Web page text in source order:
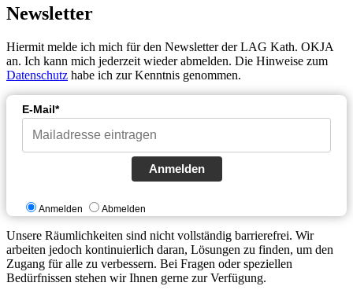
Newsletter
Hiermit melde ich mich für den Newsletter der LAG Kath. OKJA
an. Ich kann mich jederzeit wieder abmelden. Die Hinweise zum
Datenschutz habe ich zur Kenntnis genommen.
E-Mail*
Anmelden
Anmelden Abmelden
Unsere Räumlichkeiten sind nicht vollständig barrierefrei. Wir
arbeiten jedoch kontinuierlich daran, Lösungen zu finden, um den
Zugang für alle zu verbessern. Bei Fragen oder speziellen
Bedürfnissen stehen wir Ihnen gerne zur Verfügung.